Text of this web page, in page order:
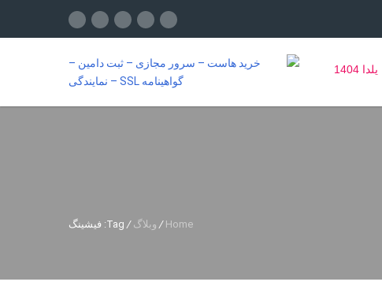
یلدا 1404
Home
/ وبلاگ / Tag: فیشینگ